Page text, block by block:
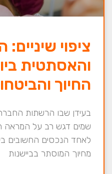
ציפוי
והאסתטית
החיוך
בעידן שבו הרשתות
שמים דגש רב על המראה
לאחד הנכסים החשובים
מחיוך המוסתר בביישנות